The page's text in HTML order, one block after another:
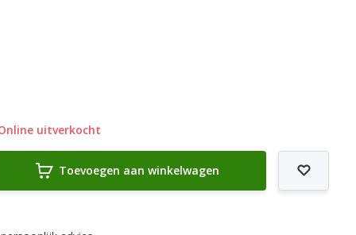
uitverkocht
Toevoegen aan winkelwagen